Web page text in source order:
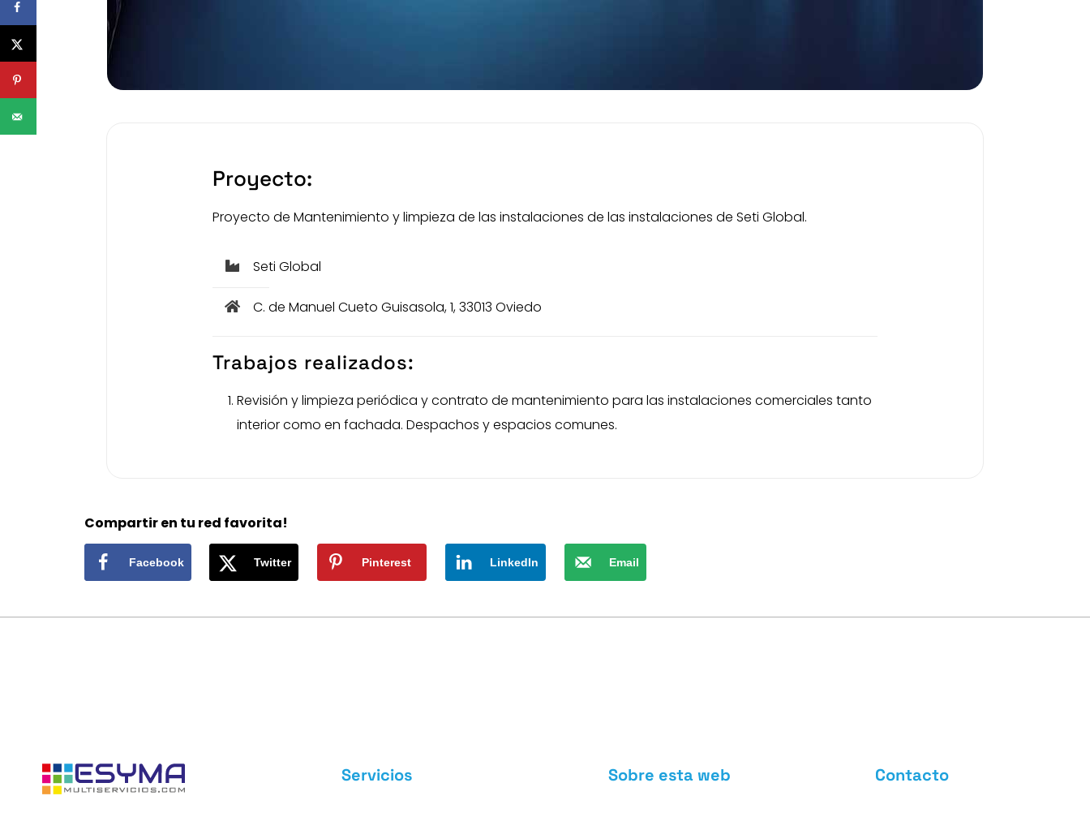
Proyecto:
Proyecto de Mantenimiento y limpieza de las instalaciones de las instalaciones de Seti Global.
Seti Global
C. de Manuel Cueto Guisasola, 1, 33013 Oviedo
Trabajos realizados:
Revisión y limpieza periódica y contrato de mantenimiento para las instalaciones comerciales tanto
interior como en fachada. Despachos y espacios comunes.
Compartir en tu red favorita!
Facebook Twitter Pinterest LinkedIn Email
Servicios Sobre esta web Contacto